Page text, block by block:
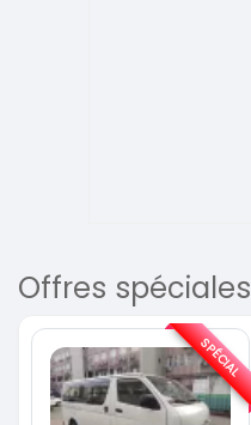
Offres spéciales
SPÉCIAL